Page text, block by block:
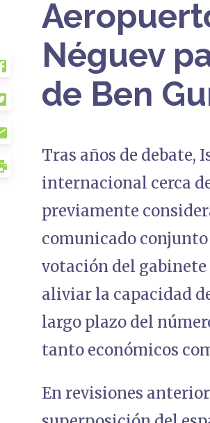
Néguev
de Ben
Tras años de debate,
internacional cerca
previamente
comunicado
votación del
aliviar la capacidad
largo plazo del
tanto económicos
En revisiones